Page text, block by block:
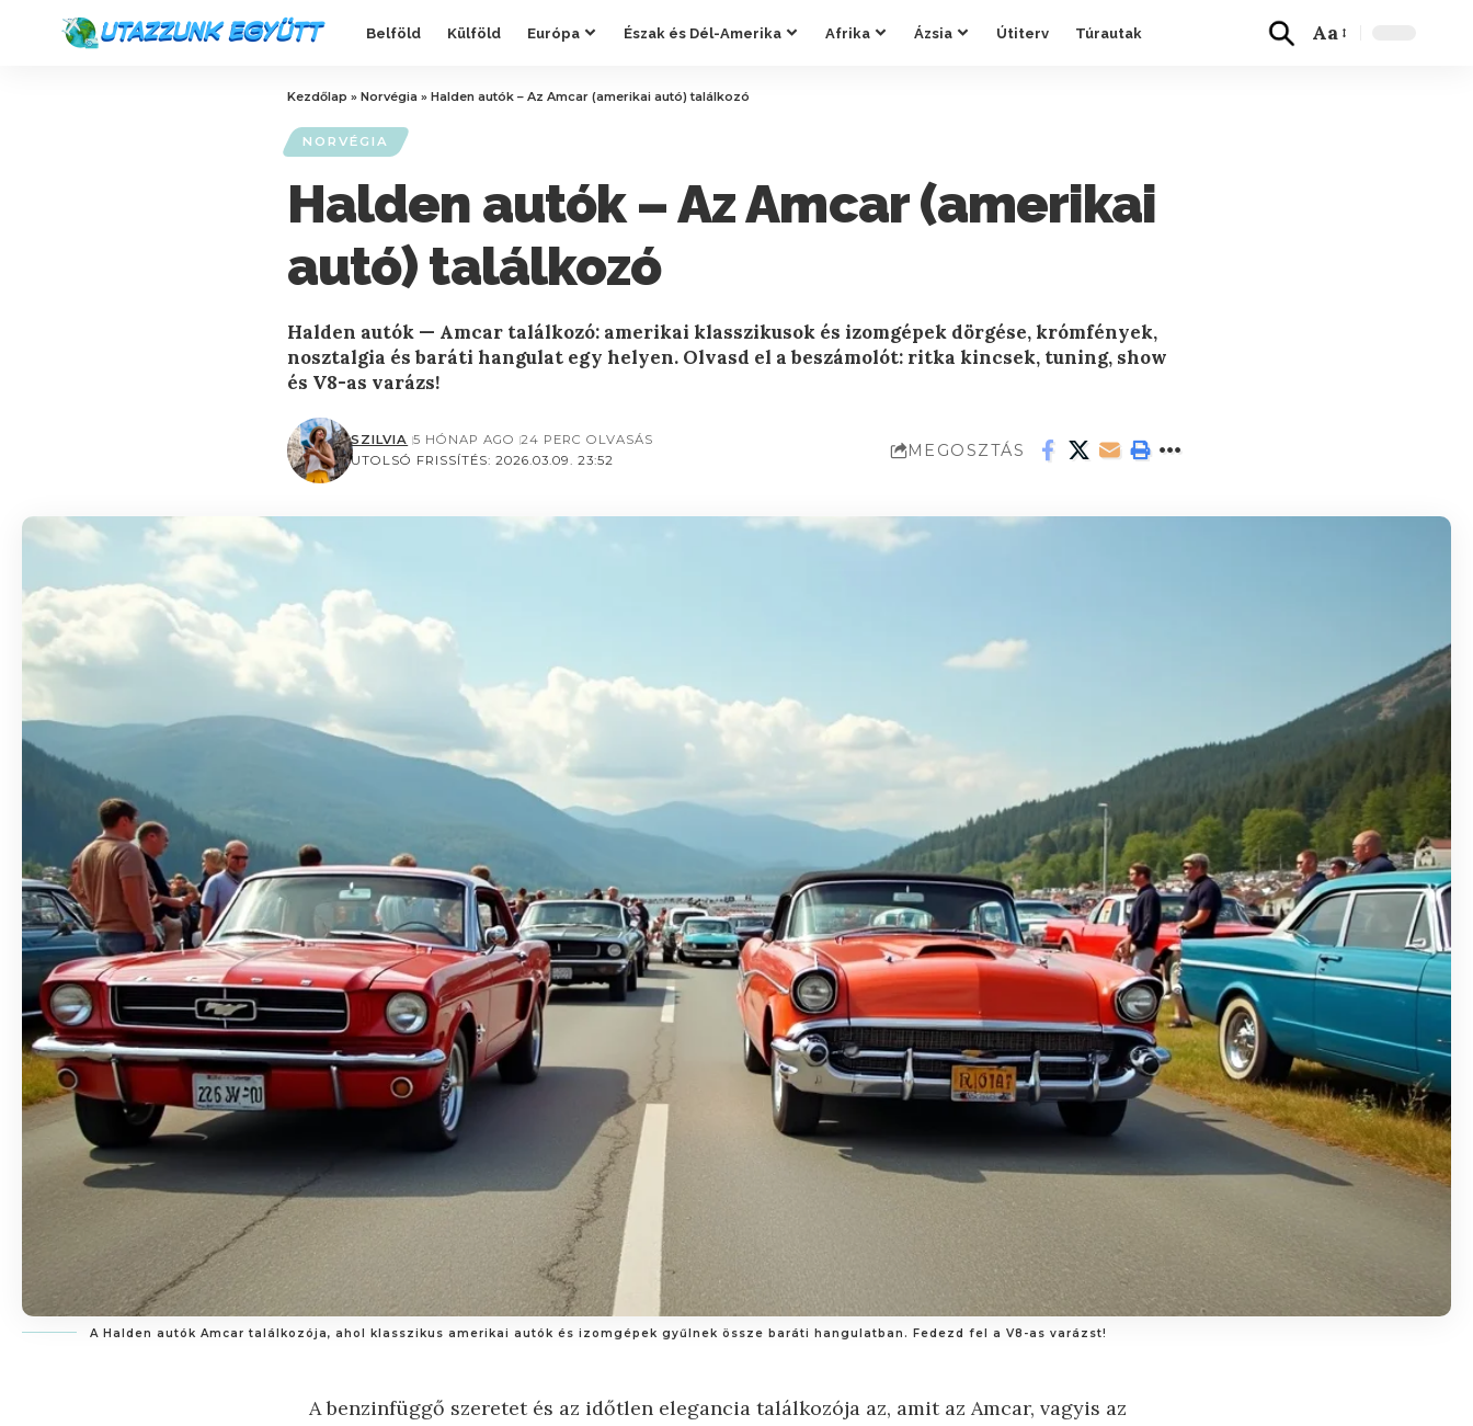
Belföld Külföld Európa Észak és Dél-Amerika Afrika Ázsia Útiterv Túrautak Aa
Kezdőlap » Norvégia » Halden autók – Az Amcar (amerikai autó) találkozó
NORVÉGIA
Halden autók – Az Amcar (amerikai
autó) találkozó
Halden autók — Amcar találkozó: amerikai klasszikusok és izomgépek dörgése, krómfények,
nosztalgia és baráti hangulat egy helyen. Olvasd el a beszámolót: ritka kincsek, tuning, show
és V8-as varázs!
UTOLSÓ FRISSÍTÉS: 2026.03.09. 23:52
SZILVIA 5 HÓNAP AGO 24 PERC OLVASÁS
MEGOSZTÁS
A Halden autók Amcar találkozója, ahol klasszikus amerikai autók és izomgépek gyűlnek össze baráti hangulatban. Fedezd fel a V8-as varázst!
A benzinfüggő szeretet és az időtlen elegancia találkozója az, amit az Amcar, vagyis az